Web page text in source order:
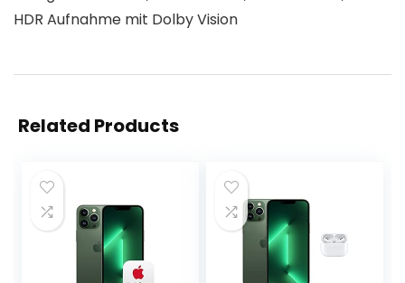
HDR Aufnahme mit Dolby Vision
Related Products